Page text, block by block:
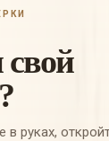
руках,